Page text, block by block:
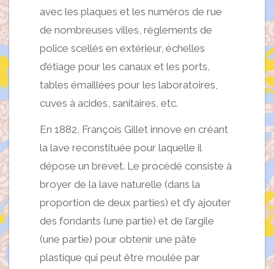
avec les plaques et les numéros de rue
de nombreuses villes, règlements de
police scellés en extérieur, échelles
d’étiage pour les canaux et les ports,
tables émaillées pour les laboratoires,
cuves à acides, sanitaires, etc.
En 1882, François Gillet innove en créant
la lave reconstituée pour laquelle il
dépose un brevet. Le procédé consiste à
broyer de la lave naturelle (dans la
proportion de deux parties) et d’y ajouter
des fondants (une partie) et de l’argile
(une partie) pour obtenir une pâte
plastique qui peut être moulée par